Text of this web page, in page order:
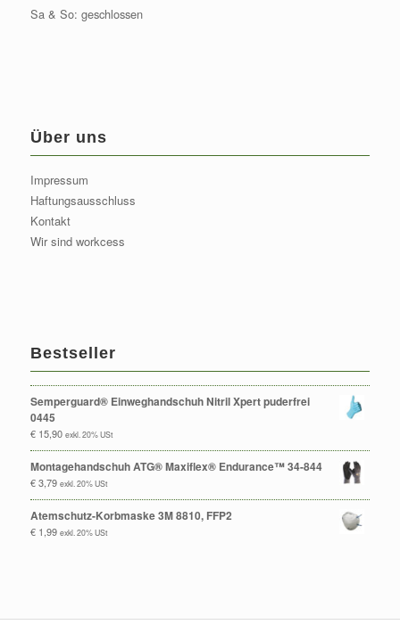
Sa & So: geschlossen
Über uns
Impressum
Haftungsausschluss
Kontakt
Wir sind workcess
Bestseller
Semperguard® Einweghandschuh Nitril Xpert puderfrei
0445
€15,90 exkl. 20% USt
Montagehandschuh ATG® Maxiflex® Endurance™ 34-844
€3,79 exkl. 20% USt
Atemschutz-Korbmaske 3M 8810, FFP2
€1,99 exkl. 20% USt